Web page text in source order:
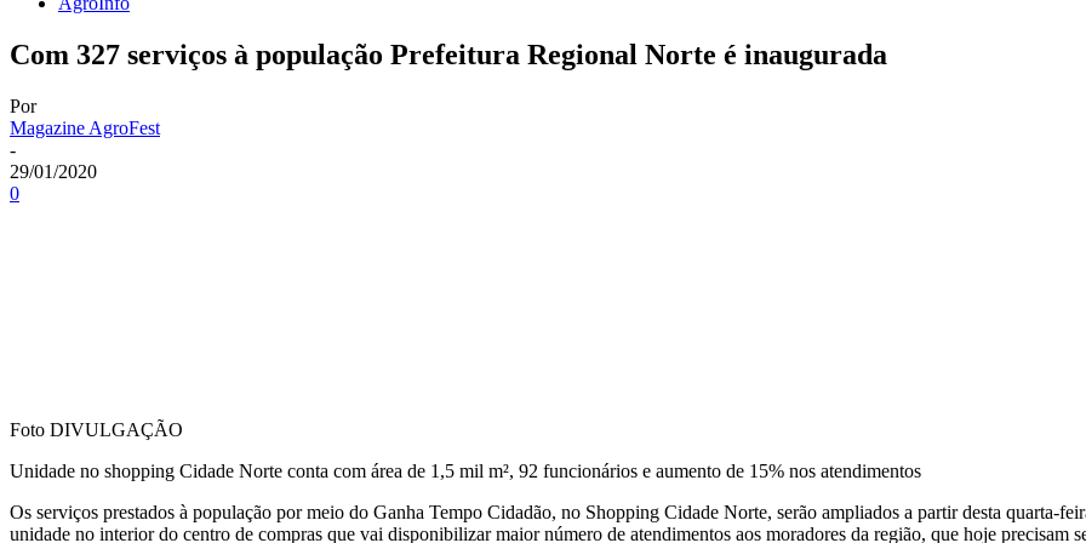
Com 327 serviços à população Prefeitura Regional Norte é inaugurada
Por
Magazine AgroFest
-
29/01/2020
0
Foto DIVULGAÇÃO
Unidade no shopping Cidade Norte conta com área de 1,5 mil m², 92 funcionários e aumento de 15% nos atendimentos
Os serviços prestados à população por meio do Ganha Tempo Cidadão, no Shopping Cidade Norte, serão ampliados a partir desta quarta-
unidade no interior do centro de compras que vai disponibilizar maior número de atendimentos aos moradores da região, que hoje precisam